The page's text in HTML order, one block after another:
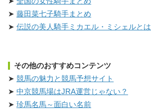
藤田菜七子騎手まとめ
伝説の美人騎手ミカエル・ミシェルとは
その他のおすすめコンテンツ
競馬の魅力と競馬予想サイト
中京競馬場はJRA運営じゃない？
珍馬名馬～面白い名前